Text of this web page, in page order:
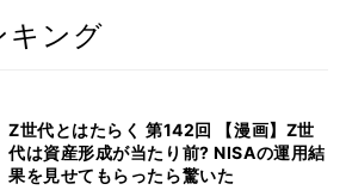
キング
Z世代とはたらく 第142回 【漫画】Z世
代は資産形成が当たり前? NISAの運用結
果を見せてもらったら驚いた